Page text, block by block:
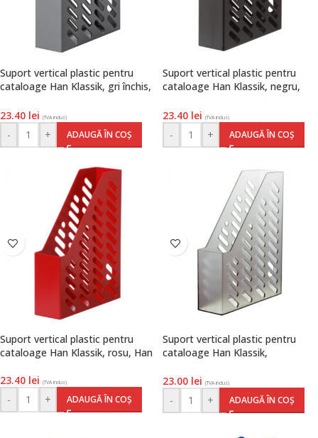
Suport vertical plastic pentru
cataloage Han Klassik, gri închis,
23.40 lei (TVA inclus)
- + ADAUGĂ ÎN COȘ
Suport vertical plastic pentru
cataloage Han Klassik, negru,
23.40 lei (TVA inclus)
- + ADAUGĂ ÎN COȘ
Suport vertical plastic pentru
cataloage Han Klassik, rosu, Han
23.40 lei (TVA inclus)
- + ADAUGĂ ÎN COȘ
Suport vertical plastic pentru
cataloage Han Klassik,
23.00 lei (TVA inclus)
- + ADAUGĂ ÎN COȘ